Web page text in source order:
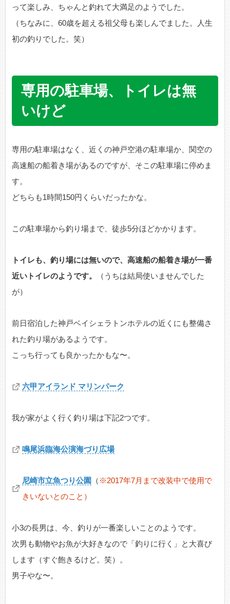
って楽しみ、ちゃんと釣れて大満足のようでした。
（ちなみに、60歳を超える祖父母も楽しんでました。人生
初の釣りでした。笑）
専用の駐車場、トイレは無
いけど
専用の駐車場はなく、近くの神戸空港の駐車場か、関空の
高速船の船着き場があるのですが、そこの駐車場に停めま
す。
どちらも1時間150円くらいだったかな。
この駐車場から釣り場まで、徒歩5分ほどかかります。
トイレも、釣り場には無いので、高速船の船着き場が一番
近いトイレのようです。
（うちは結局使いませんでした
が）
前日宿泊した神戸ベイシェラトンホテルの近くにも整備さ
れた釣り場があるようです。
こっち行っても良かったかもな〜。
六甲アイランド マリンパーク
我が家がよく行く釣り場は下記2つです。
鳴尾浜臨海公演海づり広場
尼崎市立魚つり公園 （ ※2017年7月まで改装中で使用で
きいないとのこと）
小3の長男は、今、釣りが一番楽しいことのようです。
次男も動物やお魚が大好きなので「釣りに行く」と大喜び
します（すぐ飽きるけど。笑）。
男子やな〜。